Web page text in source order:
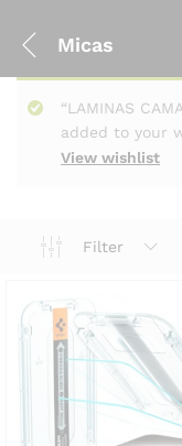
Micas
View wishlist
“LAMINAS
added to your
Filter